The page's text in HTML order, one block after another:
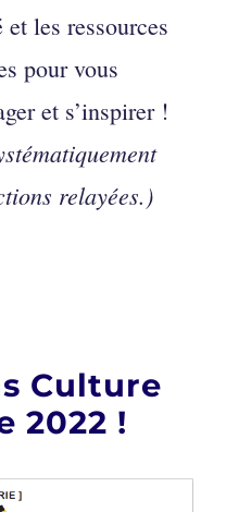
les ressources
pour vous
et s’inspirer !
relayées.)
Culture
2022 !